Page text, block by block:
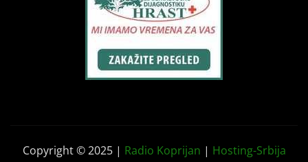
Copyright © 2025 | Radio Koprijan | Hosting-Srbija